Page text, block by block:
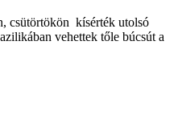
csütörtökön kísérték utolsó
vehettek tőle búcsút a